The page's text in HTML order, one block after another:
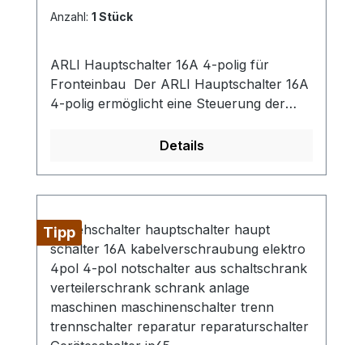
Anzahl: 1 Stück
ARLI Hauptschalter 16A 4-polig für
Fronteinbau Der ARLI Hauptschalter 16A
4-polig ermöglicht eine Steuerung der
Kontrolle der Energiezufuhr: Zum
entwickelt Technische Daten:
Temperaturbereich: -25°C bis +70°C
Material Schalter: Polycarbonat
Schutzart: IP20 Anschluss: 4-polig
Bemessungsstrom: 16 A
Bemessungsbetriebsspannung: 230–440
VAnschlussquerschnitt: Max. 4 mm² an
Schraubkontakte Lieferumfang: 1x ARLI
Details
Tipp